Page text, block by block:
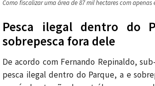
Como fiscalizar uma área de 87 mil hectares com apenas
Pesca ilegal dentro do
sobrepesca fora dele
De acordo com Fernando Repinaldo, sub-
pesca ilegal dentro do Parque, a e